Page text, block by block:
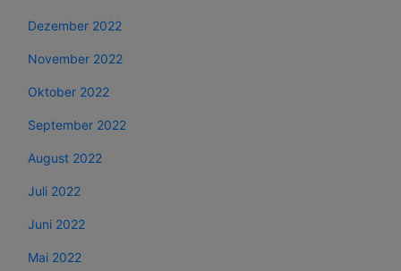
Dezember 2022
November 2022
Oktober 2022
September 2022
August 2022
Juli 2022
Juni 2022
Mai 2022